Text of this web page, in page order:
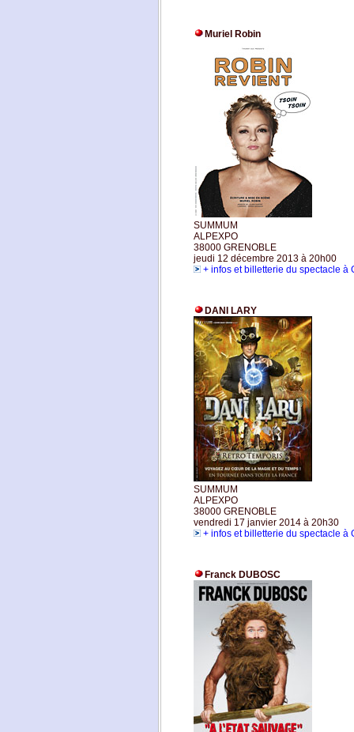
Muriel Robin
SUMMUM
ALPEXPO
38000 GRENOBLE
jeudi 12 décembre 2013 à 20h00
+ infos et billetterie du spectacle à
DANI LARY
SUMMUM
ALPEXPO
38000 GRENOBLE
vendredi 17 janvier 2014 à 20h30
+ infos et billetterie du spectacle à
Franck DUBOSC